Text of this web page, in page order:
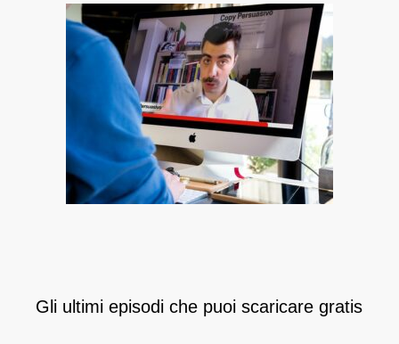
Gli ultimi episodi che puoi scaricare gratis